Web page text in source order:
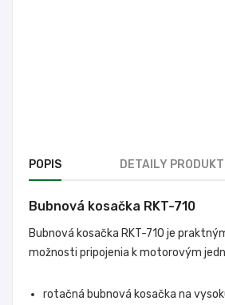
POPIS DETAILY
Bubnová kosačka RKT-710
Bubnová kosačka RKT-710 je
možnosti pripojenia k motorovým
rotačná bubnová kosačka na